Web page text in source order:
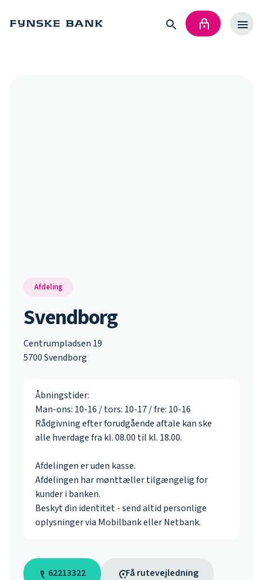
Afdeling
Svendborg
Centrumpladsen 19
5700 Svendborg
Åbningstider:
Man-ons: 10-16 / tors: 10-17 / fre: 10-16
Rådgivning efter forudgående aftale kan ske
alle hverdage fra kl. 08.00 til kl. 18.00.
Afdelingen er uden kasse.
Afdelingen har mønttæller tilgængelig for
kunder i banken.
Beskyt din identitet - send altid personlige
oplysninger via Mobilbank eller Netbank.
62213322 Få rutevejledning